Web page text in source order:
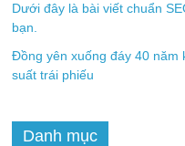
Dưới đây là bài viết chuẩn
bạn.
Đồng yên xuống đáy 40 năm
suất trái phiếu
Danh mục